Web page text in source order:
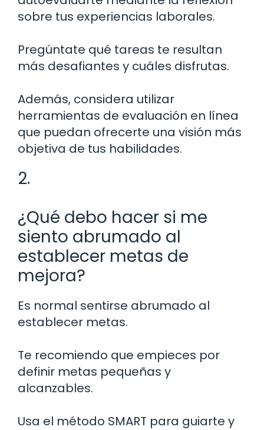
sobre tus experiencias laborales.
Pregúntate qué tareas te resultan
más desafiantes y cuáles disfrutas.
Además, considera utilizar
herramientas de evaluación en línea
que puedan ofrecerte una visión más
objetiva de tus habilidades.
2.
¿Qué debo hacer si me
siento abrumado al
establecer metas de
mejora?
Es normal sentirse abrumado al
establecer metas.
Te recomiendo que empieces por
definir metas pequeñas y
alcanzables.
Usa el método SMART para guiarte y